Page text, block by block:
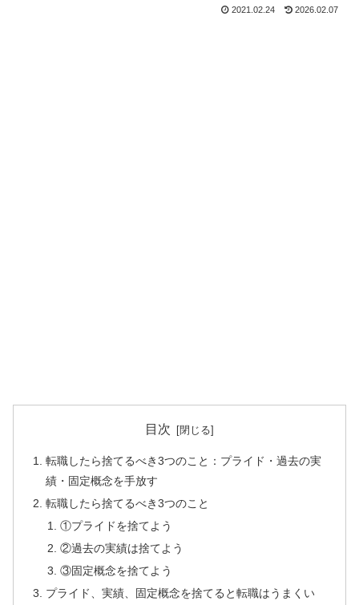
2021.02.24 2026.02.07
目次
転職したら捨てるべき3つのこと：プライド・過去の実
績・固定概念を手放す
転職したら捨てるべき3つのこと
①プライドを捨てよう
②過去の実績は捨てよう
③固定概念を捨てよう
プライド、実績、固定概念を捨てると転職はうまくい